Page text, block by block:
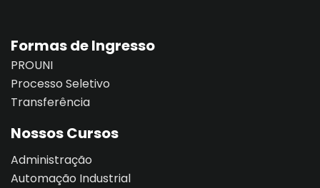
Formas de Ingresso
PROUNI
Processo Seletivo
Transferência
Nossos Cursos
Administração
Automação Industrial